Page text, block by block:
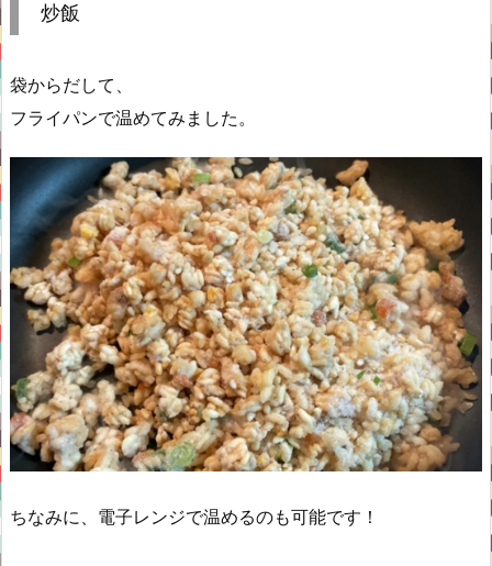
炒飯
袋からだして、
フライパンで温めてみました。
ちなみに、電子レンジで温めるのも可能です！